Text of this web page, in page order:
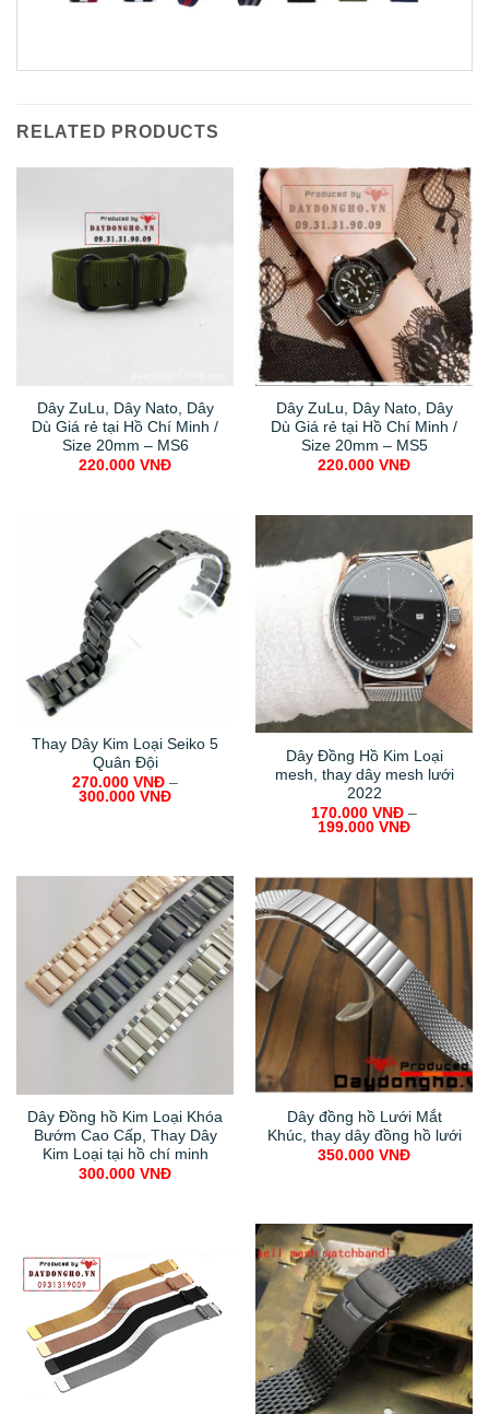
RELATED PRODUCTS
Dây ZuLu, Dây Nato, Dây
Dù Giá rẻ tại Hồ Chí Minh /
Size 20mm – MS6
220.000 VNĐ
Dây ZuLu, Dây Nato, Dây
Dù Giá rẻ tại Hồ Chí Minh /
Size 20mm – MS5
220.000 VNĐ
Thay Dây Kim Loại Seiko 5
Quân Đội
270.000 VNĐ –
300.000 VNĐ
Dây Đồng Hồ Kim Loại
mesh, thay dây mesh lưới
2022
170.000 VNĐ –
199.000 VNĐ
Dây Đồng hồ Kim Loại Khóa
Bướm Cao Cấp, Thay Dây
Kim Loại tại hồ chí minh
300.000 VNĐ
Dây đồng hồ Lưới Mắt
Khúc, thay dây đồng hồ lưới
350.000 VNĐ